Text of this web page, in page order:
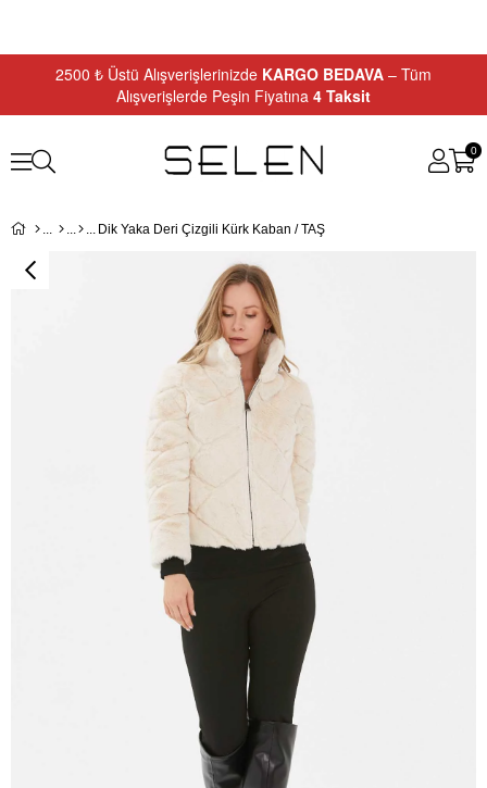
2500 ₺ Üstü Alışverişlerinizde KARGO BEDAVA – Tüm
Alışverişlerde Peşin Fiyatına 4 Taksit
0
Dik Yaka Deri Çizgili Kürk Kaban / TAŞ